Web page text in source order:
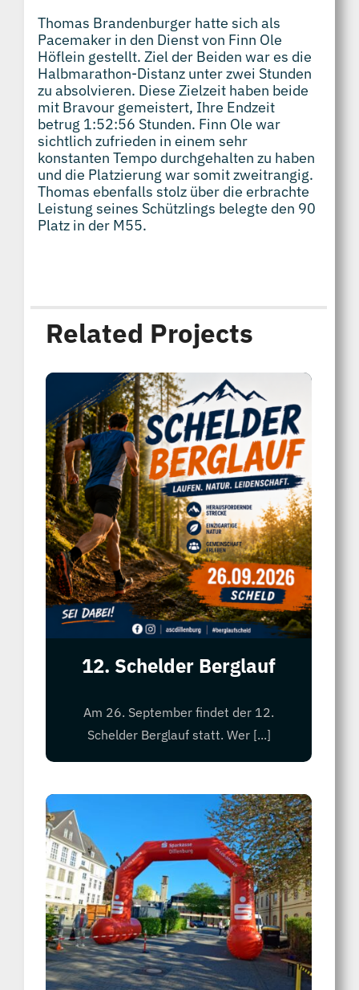
Thomas Brandenburger hatte sich als
Pacemaker in den Dienst von Finn Ole
Höflein gestellt. Ziel der Beiden war es die
Halbmarathon-Distanz unter zwei Stunden
zu absolvieren. Diese Zielzeit haben beide
mit Bravour gemeistert, Ihre Endzeit
betrug 1:52:56 Stunden. Finn Ole war
sichtlich zufrieden in einem sehr
konstanten Tempo durchgehalten zu haben
und die Platzierung war somit zweitrangig.
Thomas ebenfalls stolz über die erbrachte
Leistung seines Schützlings belegte den 90
Platz in der M55.
Related Projects
12. Schelder Berglauf
Am 26. September findet der 12.
Schelder Berglauf statt. Wer [...]